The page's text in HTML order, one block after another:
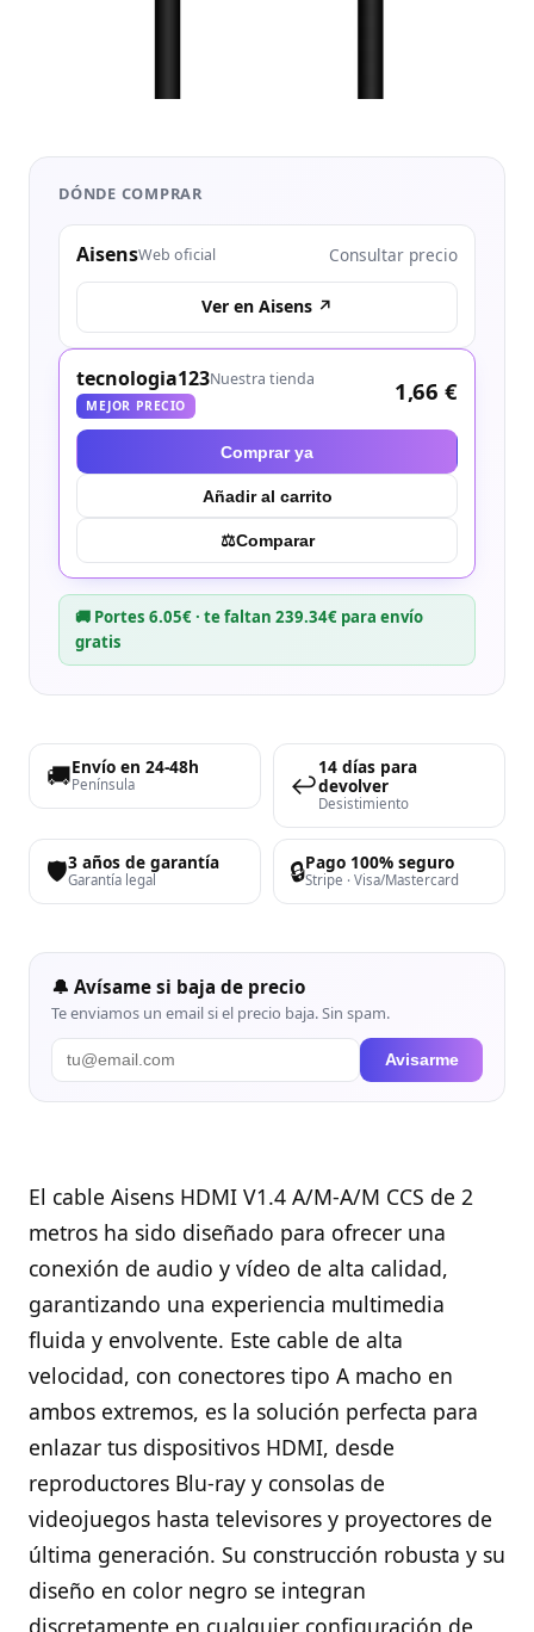
DÓNDE COMPRAR
AisensWeb oficial Consultar precio
Ver en Aisens ↗
tecnologia123Nuestra tienda
MEJOR PRECIO
1,66 €
Comprar ya
Añadir al carrito
⚖︎Comparar
🚚 Portes 6.05€ · te faltan 239.34€ para envío
gratis
🚚Envío en 24-48h
Península ↩️
14 días para
devolver
Desistimiento
🛡️3 años de garantía
Garantía legal 🔒Pago 100% seguro
Stripe · Visa/Mastercard
🔔 Avísame si baja de precio
Te enviamos un email si el precio baja. Sin spam.
Avisarme
El cable Aisens HDMI V1.4 A/M-A/M CCS de 2
metros ha sido diseñado para ofrecer una
conexión de audio y vídeo de alta calidad,
garantizando una experiencia multimedia
fluida y envolvente. Este cable de alta
velocidad, con conectores tipo A macho en
ambos extremos, es la solución perfecta para
enlazar tus dispositivos HDMI, desde
reproductores Blu-ray y consolas de
videojuegos hasta televisores y proyectores de
última generación. Su construcción robusta y su
diseño en color negro se integran
discretamente en cualquier configuración de